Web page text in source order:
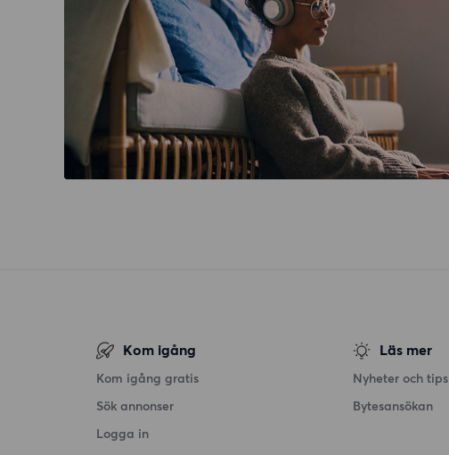
Kom igång
Kom igång gratis
Sök annonser
Logga in
Läs mer
Nyheter och tips
Bytesansökan